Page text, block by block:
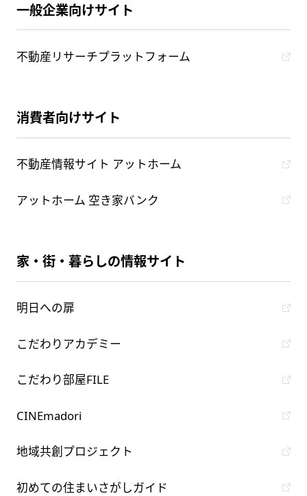
一般企業向けサイト
不動産リサーチプラットフォーム
消費者向けサイト
不動産情報サイト アットホーム
アットホーム 空き家バンク
家・街・暮らしの情報サイト
明日への扉
こだわりアカデミー
こだわり部屋FILE
CINEmadori
地域共創プロジェクト
初めての住まいさがしガイド